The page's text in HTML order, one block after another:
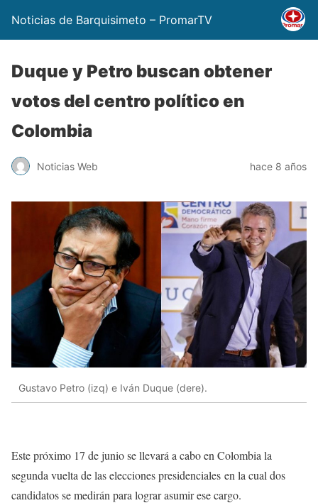
Noticias de Barquisimeto – PromarTV
Duque y Petro buscan obtener
votos del centro político en
Colombia
Noticias Web hace 8 años
Gustavo Petro (izq) e Iván Duque (dere).
Este próximo 17 de junio se llevará a cabo en Colombia la
segunda vuelta de las elecciones presidenciales en la cual dos
candidatos se medirán para lograr asumir ese cargo.